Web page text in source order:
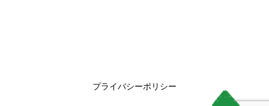
プライバシーポリシー